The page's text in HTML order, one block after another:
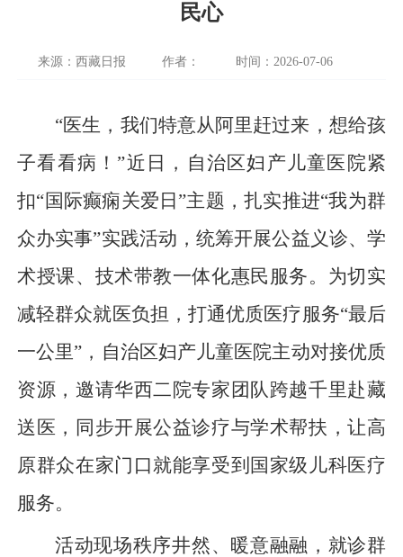
民心
来源：西藏日报 作者： 时间：2026-07-06
“医生，我们特意从阿里赶过来，想给孩
子看看病！”近日，自治区妇产儿童医院紧
扣“国际癫痫关爱日”主题，扎实推进“我为群
众办实事”实践活动，统筹开展公益义诊、学
术授课、技术带教一体化惠民服务。为切实
减轻群众就医负担，打通优质医疗服务“最后
一公里”，自治区妇产儿童医院主动对接优质
资源，邀请华西二院专家团队跨越千里赴藏
送医，同步开展公益诊疗与学术帮扶，让高
原群众在家门口就能享受到国家级儿科医疗
服务。
活动现场秩序井然、暖意融融，就诊群